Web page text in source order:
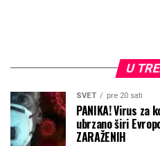
U
SVET pre 20 sati
PANIKA! Virus za
ubrzano širi
ZARAŽENIH